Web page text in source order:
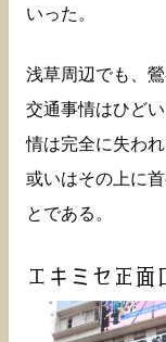
いった。
浅草周辺でも、
交通事情はひど
情は完全に失わ
或いはその上に
とである。
エキミセ正面